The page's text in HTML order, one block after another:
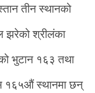
तीन स्थानको
झरेको श्रीलंका
भुटान १६३ तथा
१६५औं स्थानमा छन्